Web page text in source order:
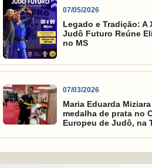
07/05/2026
Legado e Tradição: A
Judô Futuro Reúne
no MS
07/03/2026
Maria Eduarda
medalha de prata no
Europeu de Judô, na